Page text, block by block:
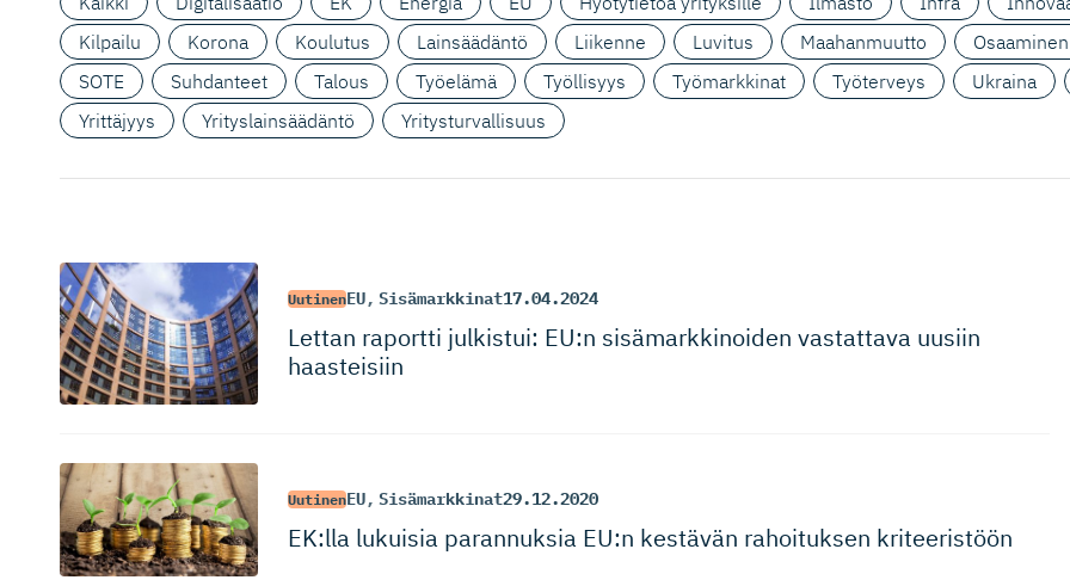
Kilpailu
Korona Koulutus Lainsäädäntö Liikenne Luvitus Maahanmuutto Osaaminen
SOTE
Suhdanteet Talous Työelämä Työllisyys Työmarkkinat Työterveys Ukraina
Yrittäjyys
Yrityslainsäädäntö Yritysturvallisuus
UutinenEU, Sisämarkkinat17.04.2024
Lettan raportti julkistui: EU:n sisämarkki­noiden vastattava uusiin
haasteisiin
UutinenEU, Sisämarkkinat29.12.2020
EK:lla lukuisia parannuksia EU:n kestävän rahoituksen kriteeristöön